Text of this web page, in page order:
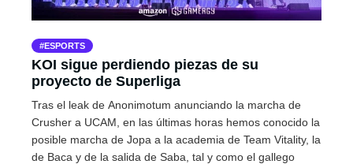
ESPORTS
KOI sigue perdiendo piezas de su
proyecto de Superliga
Tras el leak de Anonimotum anunciando la marcha de
Crusher a UCAM, en las últimas horas hemos conocido la
posible marcha de Jopa a la academia de Team Vitality, la
de Baca y de la salida de Saba, tal y como el gallego